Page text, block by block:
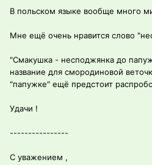
В польском языке вообще много
Мне ещё очень нравится слово
"Смакушка - несподжянка до
название для смородиновой
"папужке" ещё предстоит
Удачи !
----------------
С уважением ,